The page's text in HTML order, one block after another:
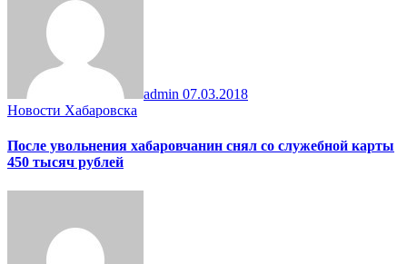
admin 07.03.2018
Новости Хабаровска
После увольнения хабаровчанин снял со служебной карты
450 тысяч рублей